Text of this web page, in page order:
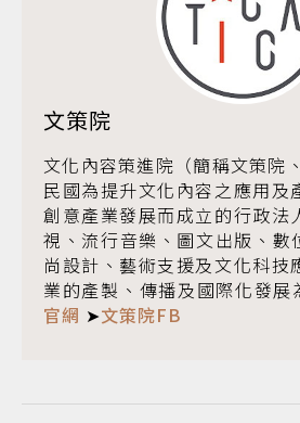
文策院
文化內容策進院（簡稱文策院
民國為提升文化內容之應用及
創意產業發展而成立的行政法
視、流行音樂、圖文出版、數
尚設計、藝術支援及文化科技
業的產製、傳播及國際化發
官網 ➤文策院FB